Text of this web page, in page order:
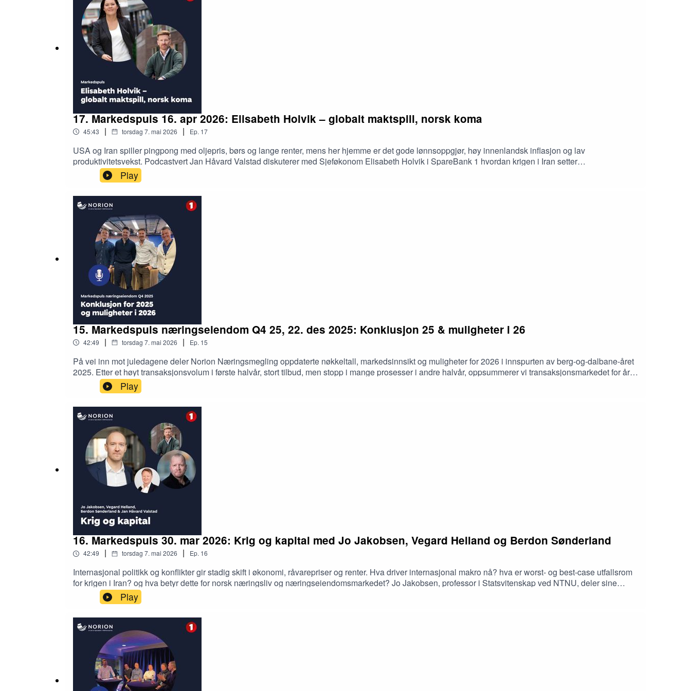
KPI.. Det riktige er at husleier utgjør ca 30% av KPI – JAE (KPI justert for avgiftsendringer og energi).
17. Markedspuls 16. apr 2026: Elisabeth Holvik – globalt maktspill, norsk koma
45:43 | torsdag 7. mai 2026 | Ep. 17
USA og Iran spiller pingpong med oljepris, børs og lange renter, mens her hjemme er det gode lønnsoppgjør, høy innenlandsk inflasjon og lav
produktivitetsvekst. Podcastvert Jan Håvard Valstad diskuterer med Sjeføkonom Elisabeth Holvik i SpareBank 1 hvordan krigen i Iran setter
rammebetingelser fremover, men samtidig hva Norge kan og bør gjøre for å sette oss selv i en mer konkurransedyktig posisjon.
Play
15. Markedspuls næringseiendom Q4 25, 22. des 2025: Konklusjon 25 & muligheter i 26
42:49 | torsdag 7. mai 2026 | Ep. 15
På vei inn mot juledagene deler Norion Næringsmegling oppdaterte nøkkeltall, markedsinnsikt og muligheter for 2026 i innspurten av berg-og-dalbane-året
2025. Etter et høyt transaksjonsvolum i første halvår, stort tilbud, men stopp i mange prosesser i andre halvår, oppsummerer vi transaksjonsmarkedet for året
og deler justerte nøkkeltall ved inngangen til 2026. Daglig leder Jørgen Rostad, Leder kapitalmarkeder Martin Solem og Leder verdivurdering og
markedsinnsikt Brage Aarthun diskuterer med podcastvert Jan Håvard Valstad både hva som fungerer og flyr, og hva som har kræsja i år, samt hvilke
segmenter og muligheter de har størst tro på i 2026.
Play
16. Markedspuls 30. mar 2026: Krig og kapital med Jo Jakobsen, Vegard Helland og Berdon Sønderland
42:49 | torsdag 7. mai 2026 | Ep. 16
Internasjonal politikk og konflikter gir stadig skift i økonomi, råvarepriser og renter. Hva driver internasjonal makro nå? hva er worst- og best-case utfallsrom
for krigen i Iran? og hva betyr dette for norsk næringsliv og næringseiendomsmarkedet? Jo Jakobsen, professor i Statsvitenskap ved NTNU, deler sine
betraktninger om USA, Europa og trusler og muligheter vi omgir oss med. Vegard Helland, Konserndirektør for Næringsliv i SpareBank 1 SMN kommenterer
ut fra norsk næringsliv og bankenes utlånsvilje, og Berdon Sønderland, Leder M&A Norion Næringsmegling vurderer hvordan eiendomssektoren håndterer
økende usikkerhet og finansieringskostnader.
Play